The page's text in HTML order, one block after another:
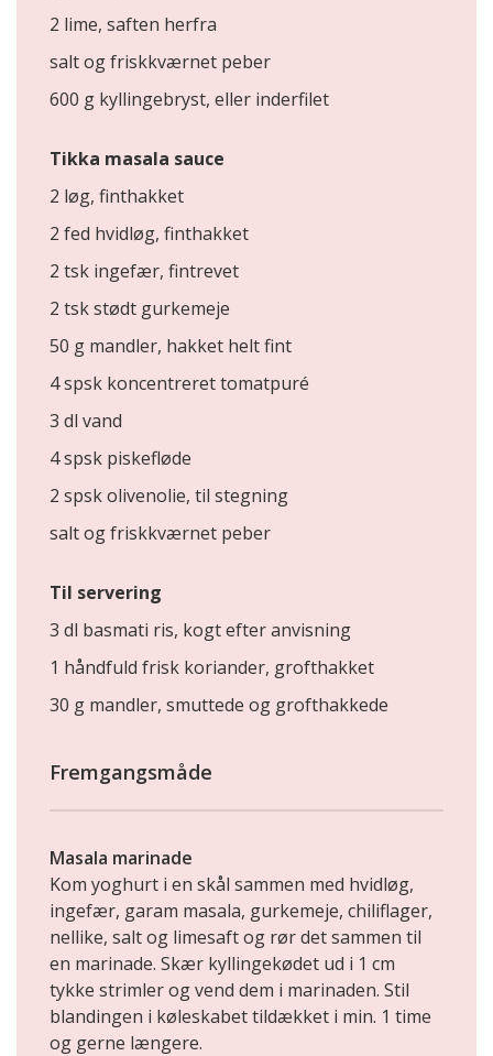
2 lime, saften herfra
salt og friskkværnet peber
600 g kyllingebryst, eller inderfilet
Tikka masala sauce
2 løg, finthakket
2 fed hvidløg, finthakket
2 tsk ingefær, fintrevet
2 tsk stødt gurkemeje
50 g mandler, hakket helt fint
4 spsk koncentreret tomatpuré
3 dl vand
4 spsk piskefløde
2 spsk olivenolie, til stegning
salt og friskkværnet peber
Til servering
3 dl basmati ris, kogt efter anvisning
1 håndfuld frisk koriander, grofthakket
30 g mandler, smuttede og grofthakkede
Fremgangsmåde
Masala marinade
Kom yoghurt i en skål sammen med hvidløg,
ingefær, garam masala, gurkemeje, chiliflager,
nellike, salt og limesaft og rør det sammen til
en marinade. Skær kyllingekødet ud i 1 cm
tykke strimler og vend dem i marinaden. Stil
blandingen i køleskabet tildækket i min. 1 time
og gerne længere.